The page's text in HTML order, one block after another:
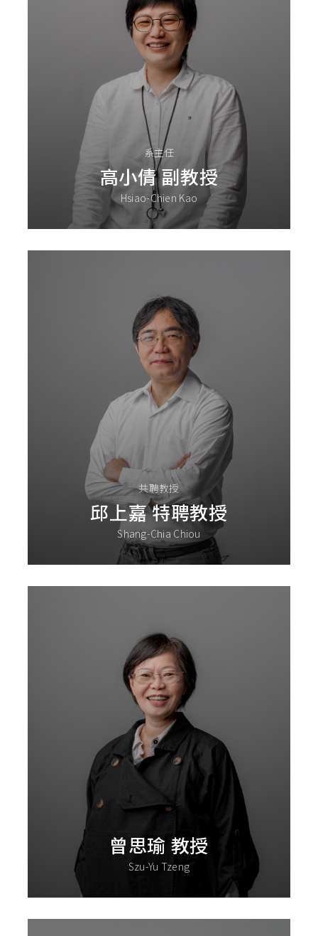
系主任
高小倩 副教授
Hsiao-Chien Kao
共聘教授
邱上嘉 特聘教授
Shang-Chia Chiou
曾思瑜 教授
Szu-Yu Tzeng